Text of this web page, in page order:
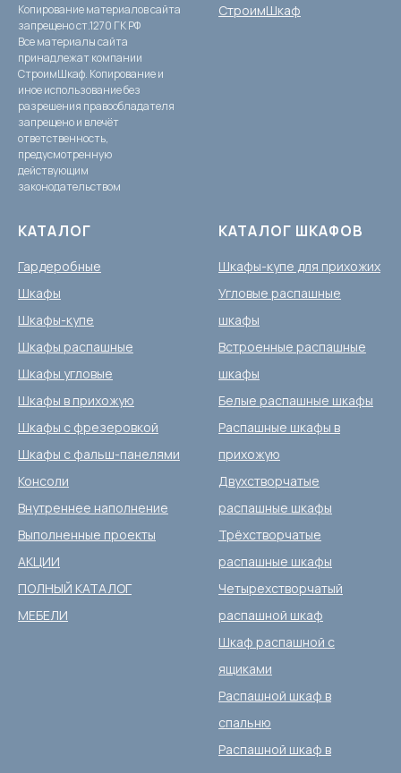
Копирование материалов сайта
запрещено ст.1270 ГК РФ
Все материалы сайта
принадлежат компании
СтроимШкаф. Копирование и
иное использование без
разрешения правообладателя
запрещено и влечёт
ответственность,
предусмотренную
действующим
законодательством
СтроимШкаф
КАТАЛОГ
Гардеробные
Шкафы
Шкафы-купе
Шкафы распашные
Шкафы угловые
Шкафы в прихожую
Шкафы с фрезеровкой
Шкафы с фальш-панелями
Консоли
Внутреннее наполнение
Выполненные проекты
АКЦИИ
ПОЛНЫЙ КАТАЛОГ
МЕБЕЛИ
КАТАЛОГ ШКАФОВ
Шкафы-купе для прихожих
Угловые распашные
шкафы
Встроенные распашные
шкафы
Белые распашные шкафы
Распашные шкафы в
прихожую
Двухстворчатые
распашные шкафы
Трёхстворчатые
распашные шкафы
Четырехстворчатый
распашной шкаф
Шкаф распашной с
ящиками
Распашной шкаф в
спальню
Распашной шкаф в